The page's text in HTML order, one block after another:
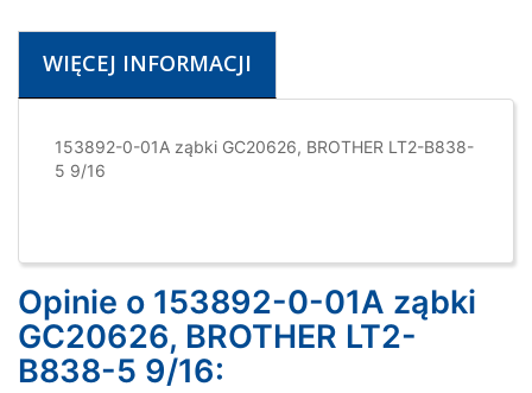
WIĘCEJ INFORMACJI
153892-0-01A ząbki GC20626, BROTHER LT2-B838-
5 9/16
Opinie o 153892-0-01A ząbki
GC20626, BROTHER LT2-
B838-5 9/16: